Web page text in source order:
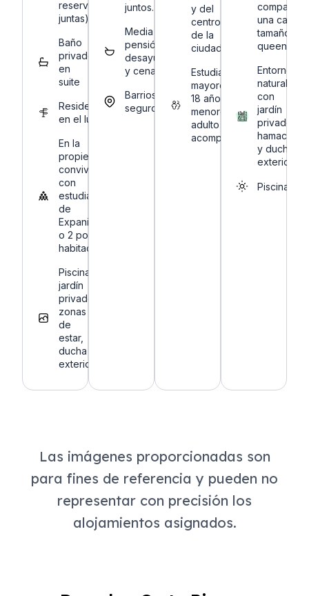
reserven
juntas).
Baño
privado
en
suite
Residencia
en el lugar
En la
propiedad
convivirás
con
estudiantes
de
Expanish (1
o 2 por
habitación).
Piscina,
jardín
privado,
zonas
de
estar,
ducha
exterior.
juntos.
Media
pensión:
desayuno
y cena.
Barrios
seguros
y del
centro
de la
ciudad.
Estudiantes
mayores de
18 años (solo
menores con
adulto
acompañante)
comparten
una cama
tamaño
queen)
Entorno
natural
con
jardín
privado,
hamaca
y ducha
exterior.
Piscina
Las imágenes proporcionadas son
para fines de referencia y pueden no
representar con precisión los
alojamientos asignados.